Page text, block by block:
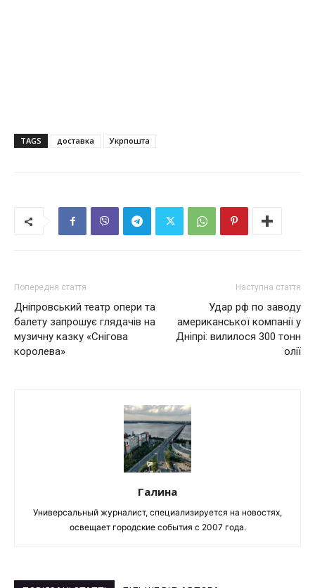
TAGS доставка Укрпошта
Попередня стаття
Дніпровський театр опери та
балету запрошує глядачів на
музичну казку «Снігова
королева»
Наступна стаття
Удар рф по заводу
американської компанії у
Дніпрі: вилилося 300 тонн
олії
Галина
Универсальный журналист, специализируется на новостях,
освещает городские события с 2007 года.